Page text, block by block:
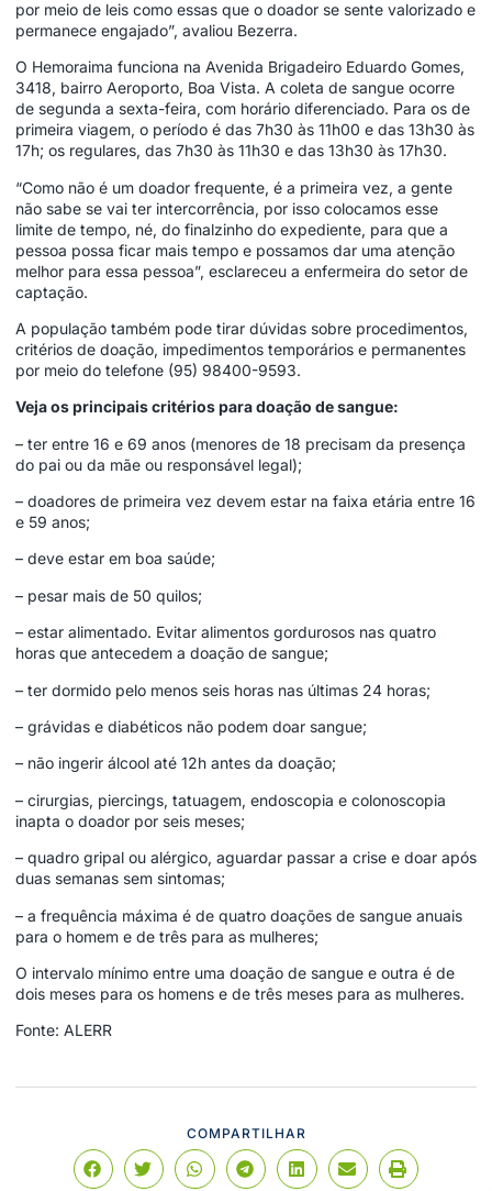
por meio de leis como essas que o doador se sente valorizado e
permanece engajado”, avaliou Bezerra.
O Hemoraima funciona na Avenida Brigadeiro Eduardo Gomes,
3418, bairro Aeroporto, Boa Vista. A coleta de sangue ocorre
de segunda a sexta-feira, com horário diferenciado. Para os de
primeira viagem, o período é das 7h30 às 11h00 e das 13h30 às
17h; os regulares, das 7h30 às 11h30 e das 13h30 às 17h30.
“Como não é um doador frequente, é a primeira vez, a gente
não sabe se vai ter intercorrência, por isso colocamos esse
limite de tempo, né, do finalzinho do expediente, para que a
pessoa possa ficar mais tempo e possamos dar uma atenção
melhor para essa pessoa”, esclareceu a enfermeira do setor de
captação.
A população também pode tirar dúvidas sobre procedimentos,
critérios de doação, impedimentos temporários e permanentes
por meio do telefone (95) 98400-9593.
Veja os principais critérios para doação de sangue:
– ter entre 16 e 69 anos (menores de 18 precisam da presença
do pai ou da mãe ou responsável legal);
– doadores de primeira vez devem estar na faixa etária entre 16
e 59 anos;
– deve estar em boa saúde;
– pesar mais de 50 quilos;
– estar alimentado. Evitar alimentos gordurosos nas quatro
horas que antecedem a doação de sangue;
– ter dormido pelo menos seis horas nas últimas 24 horas;
– grávidas e diabéticos não podem doar sangue;
– não ingerir álcool até 12h antes da doação;
– cirurgias, piercings, tatuagem, endoscopia e colonoscopia
inapta o doador por seis meses;
– quadro gripal ou alérgico, aguardar passar a crise e doar após
duas semanas sem sintomas;
– a frequência máxima é de quatro doações de sangue anuais
para o homem e de três para as mulheres;
O intervalo mínimo entre uma doação de sangue e outra é de
dois meses para os homens e de três meses para as mulheres.
Fonte: ALERR
COMPARTILHAR